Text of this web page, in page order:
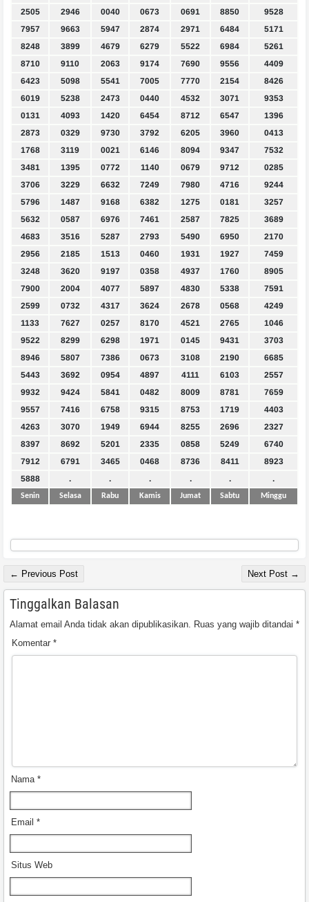
2505
2946 0040 0673 0691 8850
9528
7957
9663 5947 2874 2971 6484
5171
8248
3899 4679 6279 5522 6984
5261
8710
9110 2063 9174 7690 9556
4409
6423
5098 5541 7005 7770 2154
8426
6019
5238 2473 0440 4532 3071
9353
0131
4093 1420 6454 8712 6547
1396
2873
0329 9730 3792 6205 3960
0413
1768
3119 0021 6146 8094 9347
7532
3481
1395 0772 1140 0679 9712
0285
3706
3229 6632 7249 7980 4716
9244
5796
1487 9168 6382 1275 0181
3257
5632
0587 6976 7461 2587 7825
3689
4683
3516 5287 2793 5490 6950
2170
2956
2185 1513 0460 1931 1927
7459
3248
3620 9197 0358 4937 1760
8905
7900
2004 4077 5897 4830 5338
7591
2599
0732 4317 3624 2678 0568
4249
1133
7627 0257 8170 4521 2765
1046
9522
8299 6298 1971 0145 9431
3703
8946
5807 7386 0673 3108 2190
6685
5443
3692 0954 4897 4111 6103
2557
9932
9424 5841 0482 8009 8781
7659
9557
7416 6758 9315 8753 1719
4403
4263
3070 1949 6944 8255 2696
2327
8397
8692 5201 2335 0858 5249
6740
7912
6791 3465 0468 8736 8411
8923
5888
. . . . . .
Senin Selasa Rabu Kamis Jumat Sabtu Minggu
← Previous Post Next Post →
Tinggalkan Balasan
Alamat email Anda tidak akan dipublikasikan. Ruas yang wajib ditandai *
Komentar *
Nama *
Email *
Situs Web